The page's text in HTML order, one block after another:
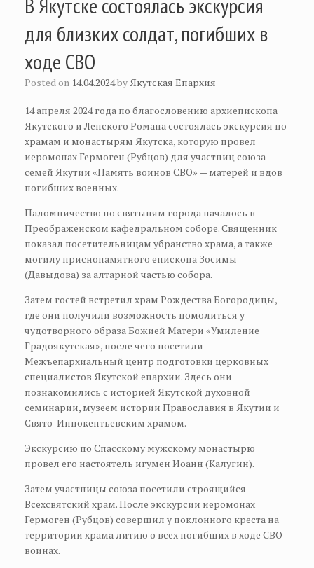
для близких солдат, погибших в
ходе СВО
Posted on 14.04.2024byЯкутская Епархия
14 апреля 2024 года по благословению архиепископа
Якутского и Ленского Романа состоялась экскурсия по
храмам и монастырям Якутска, которую провел
иеромонах Гермоген (Рубцов) для участниц союза
семей Якутии «Память воинов СВО» — матерей и вдов
погибших военных.
Паломничество по святыням города началось в
Преображенском кафедральном соборе. Священник
показал посетительницам убранство храма, а также
могилу приснопамятного епископа Зосимы
(Давыдова) за алтарной частью собора.
Затем гостей встретил храм Рождества Богородицы,
где они получили возможность помолиться у
чудотворного образа Божией Матери «Умиление
Градоякутская», после чего посетили
Межъепархиальный центр подготовки церковных
специалистов Якутской епархии. Здесь они
познакомились с историей Якутской духовной
семинарии, музеем истории Православия в Якутии и
Свято-Иннокентьевским храмом.
Экскурсию по Спасскому мужскому монастырю
провел его настоятель игумен Иоанн (Калугин).
Затем участницы союза посетили строящийся
Всехсвятский храм. После экскурсии иеромонах
Гермоген (Рубцов) совершил у поклонного креста на
территории храма литию о всех погибших в ходе СВО
воинах.